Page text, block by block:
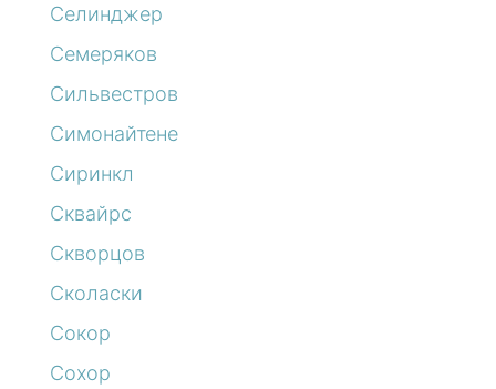
Селинджер
Семеряков
Сильвестров
Симонайтене
Сиринкл
Сквайрс
Скворцов
Сколаски
Сокор
Сохор